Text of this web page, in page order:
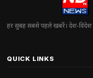
हर सुबह सबसे पहले खबरें। देश-विदेश
QUICK LINKS